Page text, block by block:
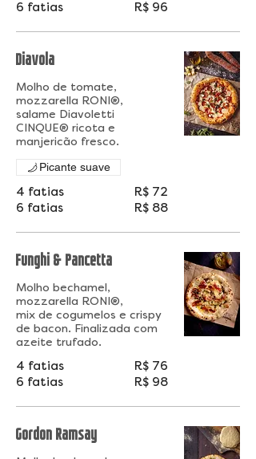
6 fatias
R$ 96
Diavola
Molho de tomate,
mozzarella RONI®,
salame Diavoletti
CINQUE® ricota e
manjericão fresco.
4 fatias
R$ 72
6 fatias
R$ 88
Picante suave
Funghi & Pancetta
Molho bechamel,
mozzarella RONI®,
mix de cogumelos e crispy
de bacon. Finalizada com
azeite trufado.
4 fatias
R$ 76
6 fatias
R$ 98
Gordon Ramsay